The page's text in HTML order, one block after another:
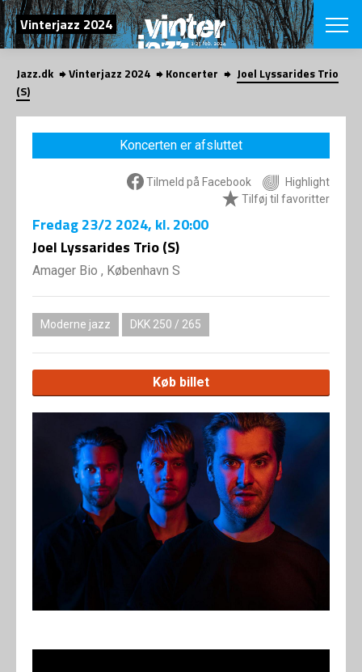
SØG
Vinterjazz 2024
English
VÆLG
VINTERJAZZ
Temaer
LOCATIONS
Venues &
Jazz.dk Vinterjazz 2024 Koncerter
Joel Lyssarides Trio
(S)
Koncerten er afsluttet
Tilmeld på Facebook
Highlight
Tilføj til favoritter
Fredag23/2 2024, kl. 20:00
Joel Lyssarides Trio (S)
Amager Bio , København S
Moderne jazz DKK 250 / 265
Køb billet